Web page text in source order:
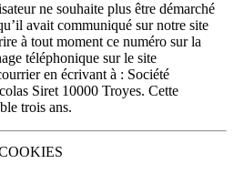
ne souhaite plus être démarché
avait communiqué sur notre site
à tout moment ce numéro sur la
téléphonique sur le site
en écrivant à : Société
Siret 10000 Troyes. Cette
trois ans.